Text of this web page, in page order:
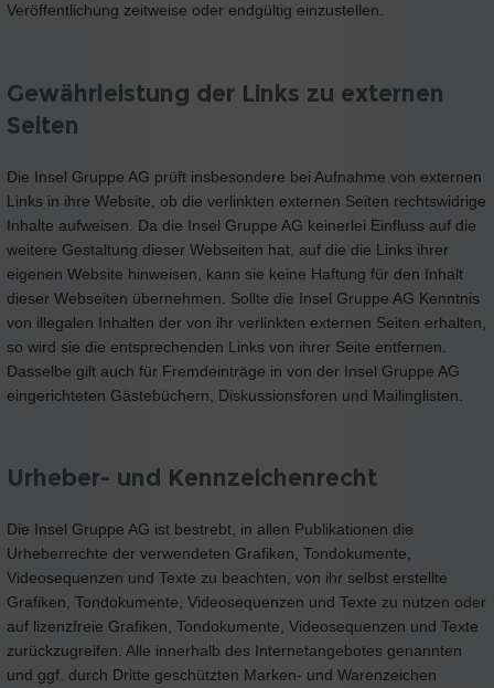
Veröffentlichung zeitweise oder endgültig einzustellen.
Gewährleistung der Links zu externen
Seiten
Die Insel Gruppe AG prüft insbesondere bei Aufnahme von externen
Links in ihre Website, ob die verlinkten externen Seiten rechtswidrige
Inhalte aufweisen. Da die Insel Gruppe AG keinerlei Einfluss auf die
weitere Gestaltung dieser Webseiten hat, auf die die Links ihrer
eigenen Website hinweisen, kann sie keine Haftung für den Inhalt
dieser Webseiten übernehmen. Sollte die Insel Gruppe AG Kenntnis
von illegalen Inhalten der von ihr verlinkten externen Seiten erhalten,
so wird sie die entsprechenden Links von ihrer Seite entfernen.
Dasselbe gilt auch für Fremdeinträge in von der Insel Gruppe AG
eingerichteten Gästebüchern, Diskussionsforen und Mailinglisten.
Urheber- und Kennzeichenrecht
Die Insel Gruppe AG ist bestrebt, in allen Publikationen die
Urheberrechte der verwendeten Grafiken, Tondokumente,
Videosequenzen und Texte zu beachten, von ihr selbst erstellte
Grafiken, Tondokumente, Videosequenzen und Texte zu nutzen oder
auf lizenzfreie Grafiken, Tondokumente, Videosequenzen und Texte
zurückzugreifen. Alle innerhalb des Internetangebotes genannten
und ggf. durch Dritte geschützten Marken- und Warenzeichen